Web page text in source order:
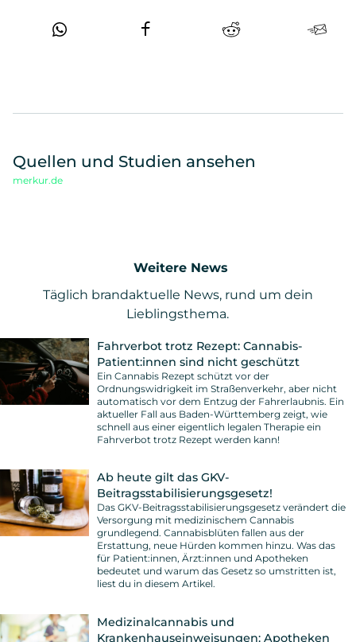
Quellen und Studien ansehen
merkur.de
Weitere News
Täglich brandaktuelle News, rund um dein
Lieblingsthema.
Fahrverbot trotz Rezept: Cannabis-
Patient:innen sind nicht geschützt
Ein Cannabis Rezept schützt vor der
Ordnungswidrigkeit im Straßenverkehr, aber nicht
automatisch vor dem Entzug der Fahrerlaubnis. Ein
aktueller Fall aus Baden-Württemberg zeigt, wie
schnell aus einer eigentlich legalen Therapie ein
Fahrverbot trotz Rezept werden kann!
Ab heute gilt das GKV-
Beitragsstabilisierungsgesetz!
Das GKV-Beitragsstabilisierungsgesetz verändert die
Versorgung mit medizinischem Cannabis
grundlegend. Cannabisblüten fallen aus der
Erstattung, neue Hürden kommen hinzu. Was das
für Patient:innen, Ärzt:innen und Apotheken
bedeutet und warum das Gesetz so umstritten ist,
liest du in diesem Artikel.
Medizinalcannabis und
Krankenhauseinweisungen: Apotheken